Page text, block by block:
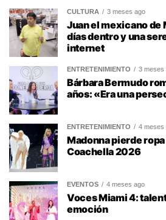
CULTURA 3 meses ago
Juan el mexicano de
días dentro y una
internet
ENTRETENIMIENTO 3 meses
Bárbara Bermudo
años: «Era una
ENTRETENIMIENTO 4 meses
Madonna pierde
Coachella 2026
EVENTOS 4 meses ago
Voces Miami 4:
emoción